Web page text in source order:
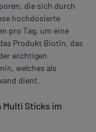
die sich durch
hochdosierte
pro Tag, um eine
Produkt Biotin, das
wichtigen
welches als
dient.
Multi Sticks im